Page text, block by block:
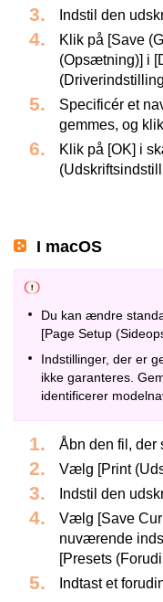
Indstil den
Klik på [Save
(Opsætning)] i
Specificér et
gemmes, og
Klik på [OK] i
I macOS
Du kan ændre
[Page Setup
Indstillinger, der er
ikke garanteres.
identificerer
Åbn den fil, der
Vælg [Print
Indstil den
Vælg [Save
nuværende
[Presets
Indtast et